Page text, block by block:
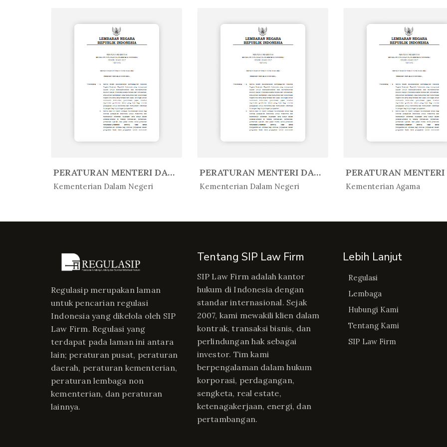
PERATURAN MENTERI DALAM NEGERI R...
Kementerian Dalam Negeri
In Peratur...
PERATURAN MENTERI DALAM NEGERI R...
Kementerian Dalam Negeri
In Peratur... Kementerian Agama
In Peratur...
Regulasip merupakan laman
untuk pencarian regulasi
Indonesia yang dikelola oleh SIP
Law Firm. Regulasi yang
terdapat pada laman ini antara
lain; peraturan pusat, peraturan
daerah, peraturan kementerian,
peraturan lembaga non
kementerian, dan peraturan
lainnya.
Tentang SIP Law Firm
SIP Law Firm adalah kantor
hukum di Indonesia dengan
standar internasional. Sejak
2007, kami mewakili klien dalam
kontrak, transaksi bisnis, dan
perlindungan hak sebagai
investor. Tim kami
berpengalaman dalam hukum
korporasi, perdagangan,
sengketa, real estate,
ketenagakerjaan, energi, dan
pertambangan.
Lebih Lanjut
Regulasi
Lembaga
Hubungi Kami
Tentang Kami
SIP Law Firm